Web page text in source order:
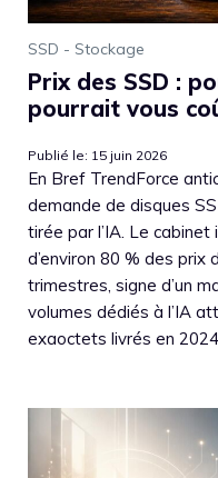
SSD - Stockage
Prix des SSD :
pourrait vous
Publié le: 15 juin 2026
En Bref TrendForce
demande de disques
tirée par l’IA. Le
d’environ 80 % des
trimestres, signe d’un
volumes dédiés à l’IA
exaoctets livrés en